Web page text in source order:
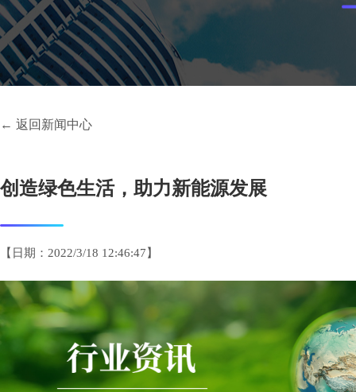
← 返回新闻中心
创造绿色生活，助力新能源发展
【日期：2022/3/18 12:46:47】